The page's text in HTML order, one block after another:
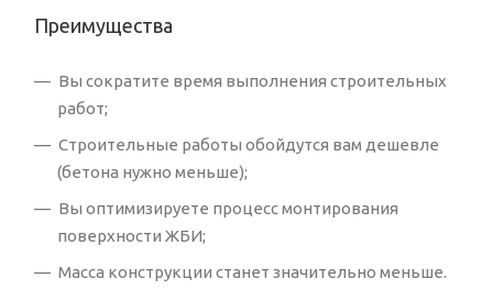
Преимущества
Вы сократите время выполнения строительных
работ;
Строительные работы обойдутся вам дешевле
(бетона нужно меньше);
Вы оптимизируете процесс монтирования
поверхности ЖБИ;
Масса конструкции станет значительно меньше.